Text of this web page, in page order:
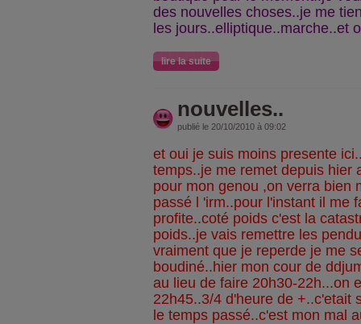
des nouvelles choses..je me
les jours..elliptique..marche..et
lire la suite
nouvelles..
publié le 20/10/2010 à 09:02
et oui je suis moins presente
temps..je me remet depuis hier
pour mon genou ,on verra bien
passé l 'irm..pour l'instant il me
profite..coté poids c'est la
poids..je vais remettre les
vraiment que je reperde je me
boudiné..hier mon cour de
au lieu de faire 20h30-22h...on
22h45..3/4 d'heure de +..c'etait
le temps passé..c'est mon mal